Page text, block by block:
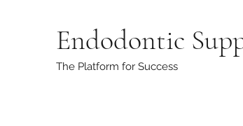
Endodontic
The Platform for Success